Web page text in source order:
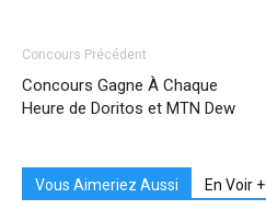
Concours Précédent
Concours Gagne À Chaque
Heure de Doritos et MTN Dew
Vous Aimeriez Aussi En Voir +